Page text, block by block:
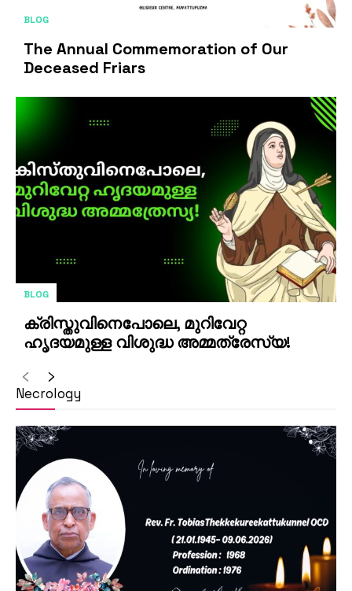
BLOG
The Annual Commemoration of Our
Deceased Friars
BLOG
ക്രിസ്തുവിനെപോലെ, മുറിവേറ്റ
ഹൃദയമുള്ള വിശുദ്ധ അമ്മത്രേസ്യ!
Necrology